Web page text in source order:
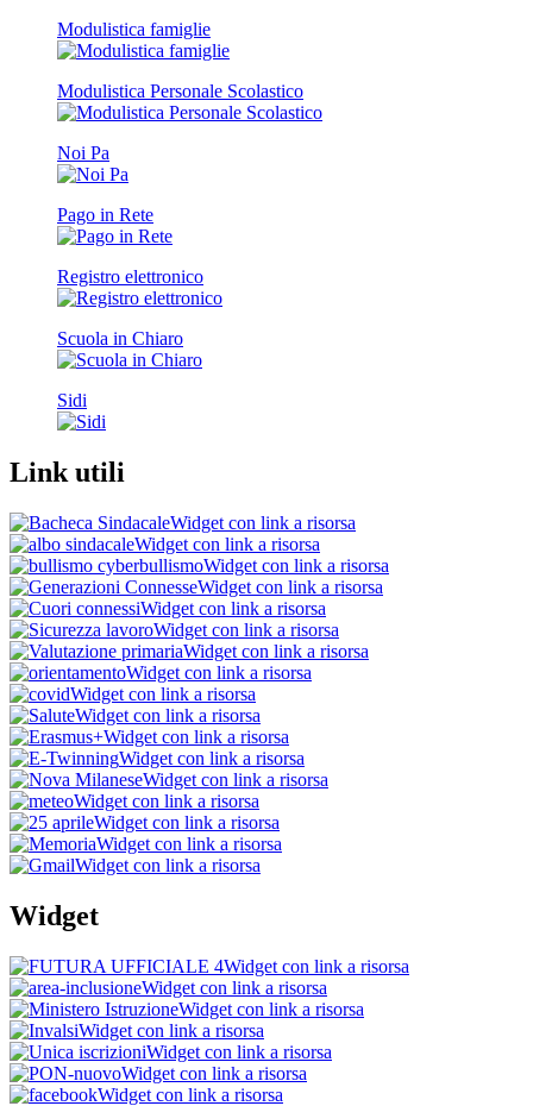
Modulistica famiglie
Modulistica Personale Scolastico
Noi Pa
Pago in Rete
Registro elettronico
Scuola in Chiaro
Sidi
Link utili
Widget con link a risorsa
Widget con link a risorsa
Widget con link a risorsa
Widget con link a risorsa
Widget con link a risorsa
Widget con link a risorsa
Widget con link a risorsa
Widget con link a risorsa
Widget con link a risorsa
Widget con link a risorsa
Widget con link a risorsa
Widget con link a risorsa
Widget con link a risorsa
Widget con link a risorsa
Widget con link a risorsa
Widget con link a risorsa
Widget con link a risorsa
Widget
Widget con link a risorsa
Widget con link a risorsa
Widget con link a risorsa
Widget con link a risorsa
Widget con link a risorsa
Widget con link a risorsa
Widget con link a risorsa